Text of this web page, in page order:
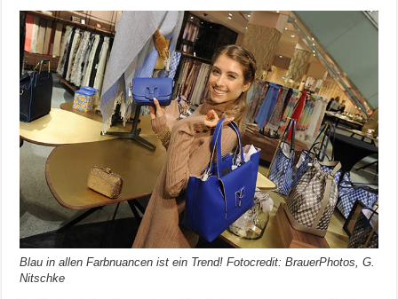
Blau in allen Farbnuancen ist ein Trend! Fotocredit: BrauerPhotos, G.
Nitschke